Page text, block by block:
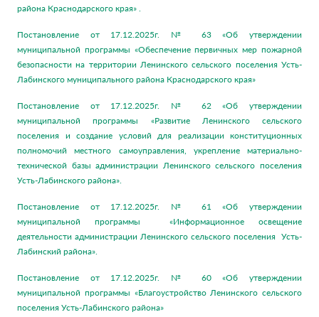
района Краснодарского края» .
Постановление от 17.12.2025г. № 63 «Об утверждении
муниципальной программы «Обеспечение первичных мер пожарной
безопасности на территории Ленинского сельского поселения Усть-
Лабинского муниципального района Краснодарского края»
Постановление от 17.12.2025г. № 62 «Об утверждении
муниципальной программы «Развитие Ленинского сельского
поселения и создание условий для реализации конституционных
полномочий местного самоуправления, укрепление материально-
технической базы администрации Ленинского сельского поселения
Усть-Лабинского района».
Постановление от 17.12.2025г. № 61 «Об утверждении
муниципальной программы «Информационное освещение
деятельности администрации Ленинского сельского поселения Усть-
Лабинский района».
Постановление от 17.12.2025г. № 60 «Об утверждении
муниципальной программы «Благоустройство Ленинского сельского
поселения Усть-Лабинского района»